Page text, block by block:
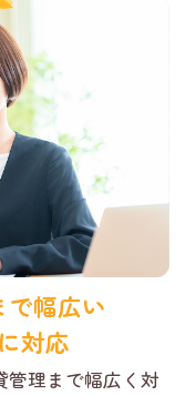
幅広い
対応
管理まで幅広く対